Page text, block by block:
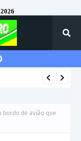
bordo de avião que